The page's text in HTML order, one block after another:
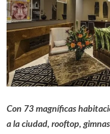
Con 73 magníficas
a la ciudad, rooftop,